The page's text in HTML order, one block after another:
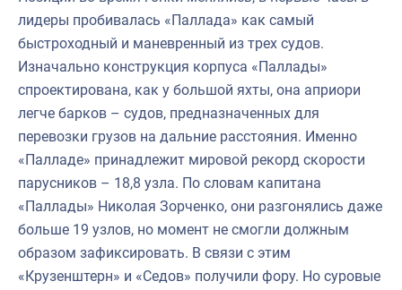
лидеры пробивалась «Паллада» как самый
быстроходный и маневренный из трех судов.
Изначально конструкция корпуса «Паллады»
спроектирована, как у большой яхты, она априори
легче барков – судов, предназначенных для
перевозки грузов на дальние расстояния. Именно
«Палладе» принадлежит мировой рекорд скорости
парусников – 18,8 узла. По словам капитана
«Паллады» Николая Зорченко, они разгонялись даже
больше 19 узлов, но момент не смогли должным
образом зафиксировать. В связи с этим
«Крузенштерн» и «Седов» получили фору. Но суровые